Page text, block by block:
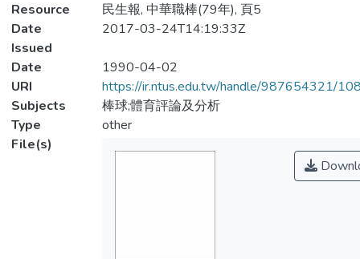
Resource
民生報, 中華職棒(79年), 頁5
Date
Issued
2017-03-24T14:19:33Z
Date
1990-04-02
URI
https://ir.ntus.edu.tw/handle/987654321/
Subjects
棒球;體育評論及分析
Type
other
File(s)